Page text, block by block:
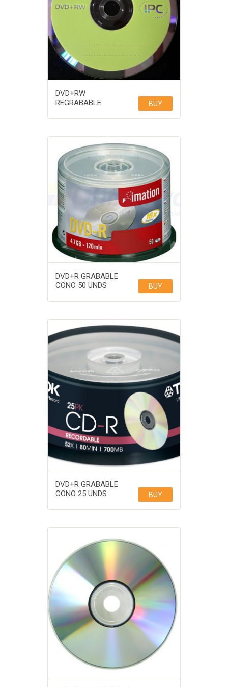
DVD+RW
REGRABABLE
BUY
DVD+R GRABABLE
CONO 50 UNDS
BUY
DVD+R GRABABLE
CONO 25 UNDS
BUY